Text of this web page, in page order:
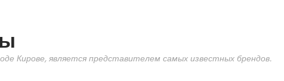
Кирове, является представителем самых известных брендов.